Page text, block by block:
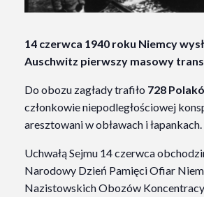
14 czerwca 1940 roku Niemcy
Auschwitz pierwszy masowy
Do obozu zagłady trafiło 728
członkowie niepodległościowej
aresztowani w obławach i łapankach.
Uchwałą Sejmu 14 czerwca
Narodowy Dzień Pamięci Ofiar
Nazistowskich Obozów